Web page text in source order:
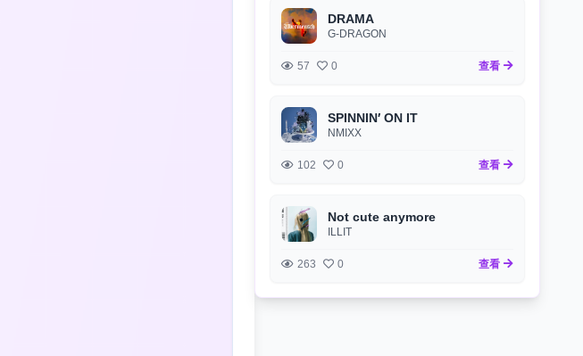
DRAMA
G-DRAGON
57 0 查看
SPINNIN′ ON IT
NMIXX
102 0 查看
Not cute anymore
ILLIT
263 0 查看